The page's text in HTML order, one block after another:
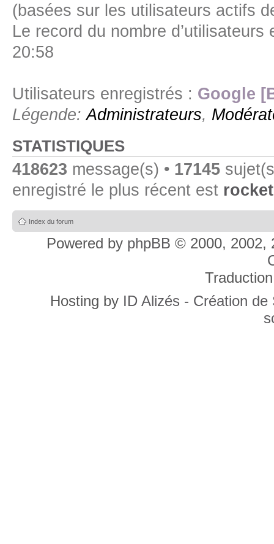
(basées sur les utilisateurs actifs
Le record du nombre
20:58
Utilisateurs enregistrés : Google
Légende:Administrateurs,
STATISTIQUES
418623 message(s) • 17145
enregistré le plus récent est
Index du forum
Powered by phpBB © 2000, 2002,
Hosting by ID Alizés - Création